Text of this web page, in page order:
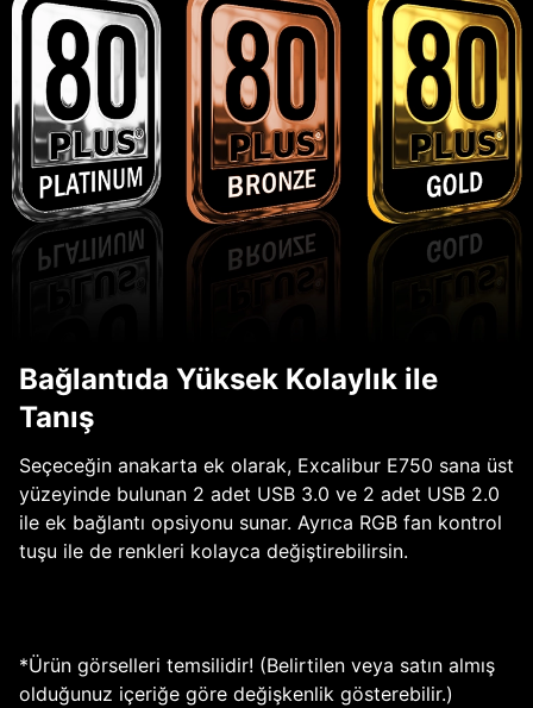
Bağlantıda Yüksek Kolaylık ile
Tanış
Seçeceğin anakarta ek olarak, Excalibur E750 sana üst
yüzeyinde bulunan 2 adet USB 3.0 ve 2 adet USB 2.0
ile ek bağlantı opsiyonu sunar. Ayrıca RGB fan kontrol
tuşu ile de renkleri kolayca değiştirebilirsin.
*Ürün görselleri temsilidir! (Belirtilen veya satın almış
olduğunuz içeriğe göre değişkenlik gösterebilir.)